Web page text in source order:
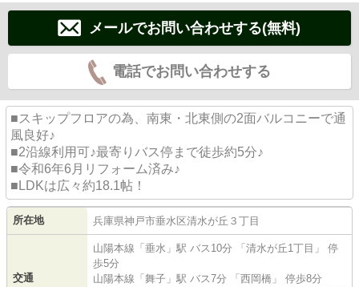
メールでお問い合わせする(無料)
電話でお問い合わせする
■スキップフロアの為、南東・北東側の2面バルコニーで通
風良好♪
■2沿線利用可♪最寄りバス停まで徒歩約5分♪
■令和6年6月リフォーム済み♪
■LDKは広々約18.1帖！
所在地 兵庫県神戸市垂水区清水が丘 ３丁目
交通
山陽本線 「 垂水 」駅 バス10分 「清水が丘1丁目」 停
歩5分
山陽本線 「 舞子 」駅 バス7分 「西岡橋」 停歩8分